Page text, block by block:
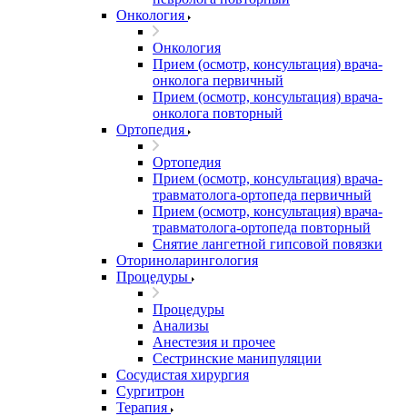
Онкология
Онкология
Прием (осмотр, консультация) врача-
онколога первичный
Прием (осмотр, консультация) врача-
онколога повторный
Ортопедия
Ортопедия
Прием (осмотр, консультация) врача-
травматолога-ортопеда первичный
Прием (осмотр, консультация) врача-
травматолога-ортопеда повторный
Снятие лангетной гипсовой повязки
Оториноларингология
Процедуры
Процедуры
Анализы
Анестезия и прочее
Сестринские манипуляции
Сосудистая хирургия
Сургитрон
Терапия